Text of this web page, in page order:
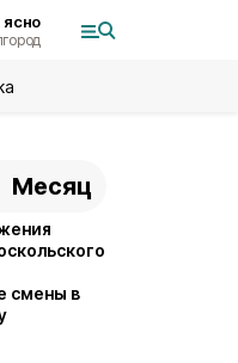
ясно
Месяц
смены в